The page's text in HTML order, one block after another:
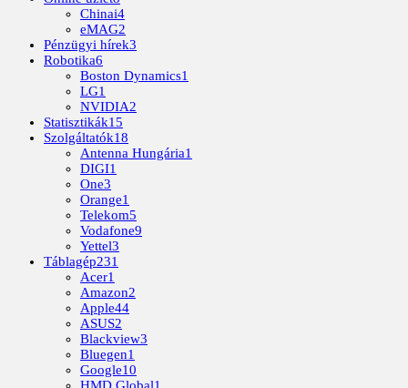
Chinai4
eMAG2
Pénzügyi hírek3
Robotika6
Boston Dynamics1
LG1
NVIDIA2
Statisztikák15
Szolgáltatók18
Antenna Hungária1
DIGI1
One3
Orange1
Telekom5
Vodafone9
Yettel3
Táblagép231
Acer1
Amazon2
Apple44
ASUS2
Blackview3
Bluegen1
Google10